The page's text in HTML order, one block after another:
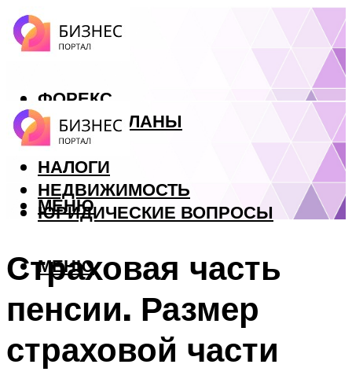
ФОРЕКС
БИЗНЕС ПЛАНЫ
КРЕДИТЫ
НАЛОГИ
НЕДВИЖИМОСТЬ
ЮРИДИЧЕСКИЕ ВОПРОСЫ
МЕНЮ
МЕНЮ
Страховая часть
пенсии. Размер
страховой части